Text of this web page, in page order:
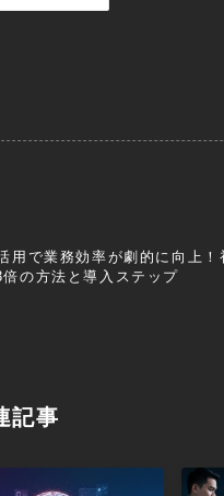
用で業務効率が劇的に向上！
倍の方法と導入ステップ
記事